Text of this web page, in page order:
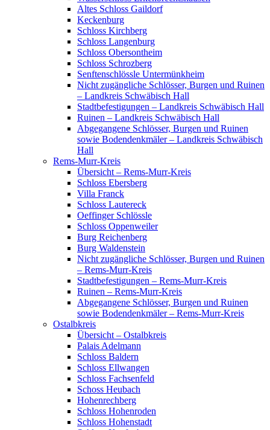
Altes Schloss Gaildorf
Keckenburg
Schloss Kirchberg
Schloss Langenburg
Schloss Obersontheim
Schloss Schrozberg
Senftenschlössle Untermünkheim
Nicht zugängliche Schlösser, Burgen und Ruinen
– Landkreis Schwäbisch Hall
Stadtbefestigungen – Landkreis Schwäbisch Hall
Ruinen – Landkreis Schwäbisch Hall
Abgegangene Schlösser, Burgen und Ruinen
sowie Bodendenkmäler – Landkreis Schwäbisch
Hall
Rems-Murr-Kreis
Übersicht – Rems-Murr-Kreis
Schloss Ebersberg
Villa Franck
Schloss Lautereck
Oeffinger Schlössle
Schloss Oppenweiler
Burg Reichenberg
Burg Waldenstein
Nicht zugängliche Schlösser, Burgen und Ruinen
– Rems-Murr-Kreis
Stadtbefestigungen – Rems-Murr-Kreis
Ruinen – Rems-Murr-Kreis
Abgegangene Schlösser, Burgen und Ruinen
sowie Bodendenkmäler – Rems-Murr-Kreis
Ostalbkreis
Übersicht – Ostalbkreis
Palais Adelmann
Schloss Baldern
Schloss Ellwangen
Schloss Fachsenfeld
Schoss Heubach
Hohenrechberg
Schloss Hohenroden
Schloss Hohenstadt